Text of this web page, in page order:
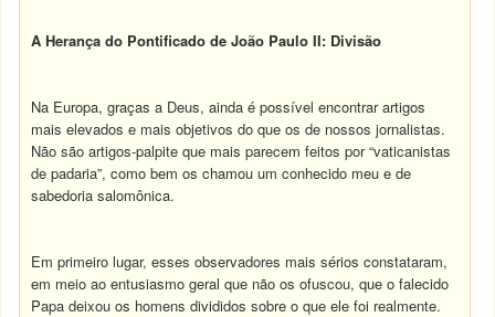
A Herança do Pontificado de João Paulo II: Divisão
Na Europa, graças a Deus, ainda é possível encontrar artigos
mais elevados e mais objetivos do que os de nossos jornalistas.
Não são artigos-palpite que mais parecem feitos por “vaticanistas
de padaria”, como bem os chamou um conhecido meu e de
sabedoria salomônica.
Em primeiro lugar, esses observadores mais sérios constataram,
em meio ao entusiasmo geral que não os ofuscou, que o falecido
Papa deixou os homens divididos sobre o que ele foi realmente.